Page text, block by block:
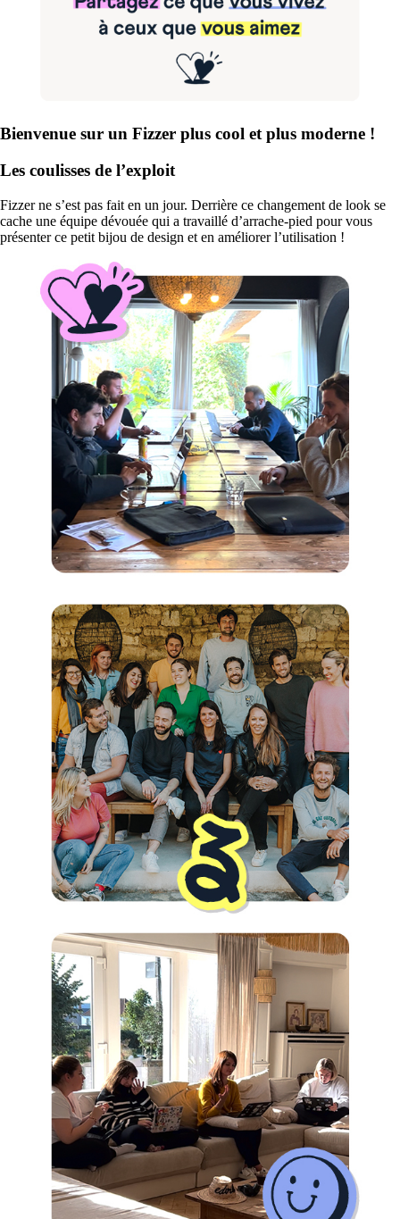
Bienvenue sur un Fizzer plus cool et plus moderne !
Les coulisses de l’exploit
Fizzer ne s’est pas fait en un jour. Derrière ce changement de look se
cache une équipe dévouée qui a travaillé d’arrache-pied pour vous
présenter ce petit bijou de design et en améliorer l’utilisation !